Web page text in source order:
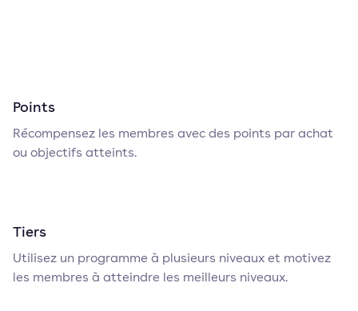
Points
Récompensez les membres avec des points par achat
ou objectifs atteints.
Tiers
Utilisez un programme à plusieurs niveaux et motivez
les membres à atteindre les meilleurs niveaux.